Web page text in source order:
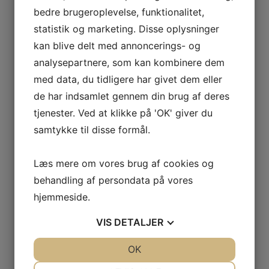
on
Konferencefaciliteter og konfirmation lokaler Leder
du efter noget gode konferencefaciliteter eller et
sted at holde konfirmation? Jeg har fundet et flot
slot som har konferencefaciliteter …
Samfund
on
13. marts 2015
Bedemand Jelling Leder du efter en bedemand i
Jelling her fandt jeg en rigtig god bedemand som …
bedre brugeroplevelse, funktionalitet,
statistik og marketing. Disse oplysninger
kan blive delt med annoncerings- og
analysepartnere, som kan kombinere dem
med data, du tidligere har givet dem eller
de har indsamlet gennem din brug af deres
tjenester. Ved at klikke på 'OK' giver du
samtykke til disse formål.
Læs mere om vores brug af cookies og
behandling af persondata på vores
hjemmeside.
VIS DETALJER
OK